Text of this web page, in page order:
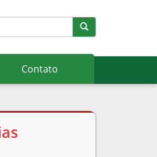
Contato